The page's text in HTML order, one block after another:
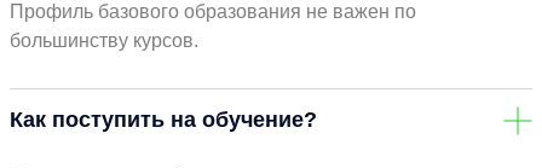
Профиль базового образования не важен по
большинству курсов.
Как поступить на обучение?